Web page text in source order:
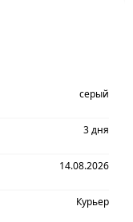
серый
3 дня
14.08.2026
Курьер